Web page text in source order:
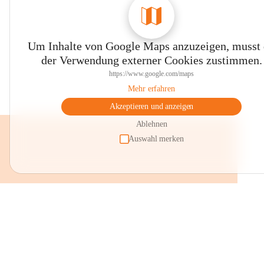
Um Inhalte von Google Maps anzuzeigen, musst
der Verwendung externer Cookies zustimmen.
https://www.google.com/maps
Mehr erfahren
Akzeptieren und anzeigen
Ablehnen
Auswahl merken